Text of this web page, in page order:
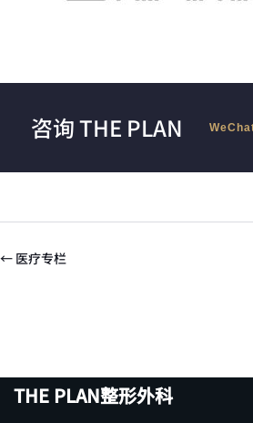
咨询 THE PLAN
← 医疗专栏
THE PLAN整形外科